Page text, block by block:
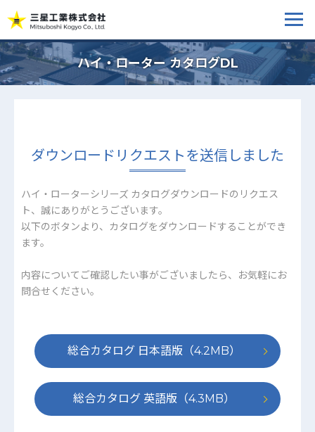
ハイ・ローター カタログDL
ダウンロードリクエストを送信しました
ハイ・ローターシリーズ カタログダウンロードのリクエス
ト、誠にありがとうございます。
以下のボタンより、カタログをダウンロードすることができ
ます。
内容についてご確認したい事がございましたら、お気軽にお
問合せください。
総合カタログ 日本語版（4.2MB）
総合カタログ 英語版（4.3MB）